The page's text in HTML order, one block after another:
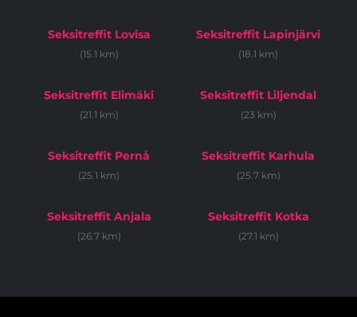
Seksitreffit Lovisa
(15.1 km)
Seksitreffit Lapinjärvi
(18.1 km)
Seksitreffit Elimäki
(21.1 km)
Seksitreffit Liljendal
(23 km)
Seksitreffit Pernå
(25.1 km)
Seksitreffit Karhula
(25.7 km)
Seksitreffit Anjala
(26.7 km)
Seksitreffit Kotka
(27.1 km)